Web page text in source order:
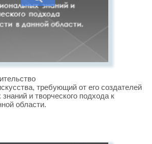
требующий от его создателей
и творческого подхода к
области.